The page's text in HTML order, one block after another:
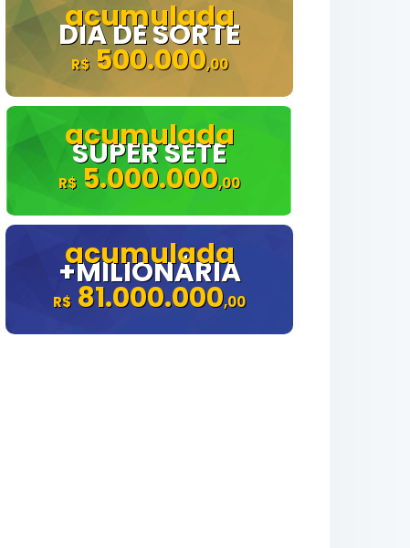
DIA DE SORTE
500.000
SUPER SETE
5.000.000
+MILIONÁRIA
81.000.000